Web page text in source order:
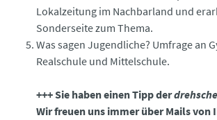
Lokalzeitung im Nachbarland und
Sonderseite zum Thema.
Was sagen Jugendliche? Umfrage an
Realschule und Mittelschule.
+++ Sie haben einen Tipp der
Wir freuen uns immer über Mails von